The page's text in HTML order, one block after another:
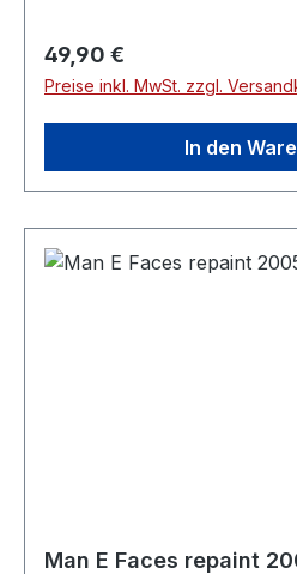
Regulärer Preis:
49,90 €
Preise inkl. MwSt. zzgl.
In den
Man E Faces repaint